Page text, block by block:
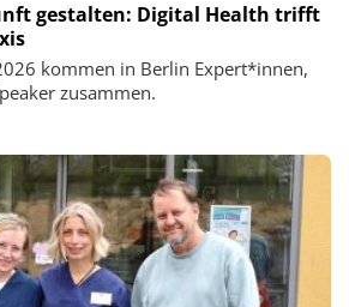
gestalten: Digital Health trifft
kommen in Berlin Expert*innen,
zusammen.